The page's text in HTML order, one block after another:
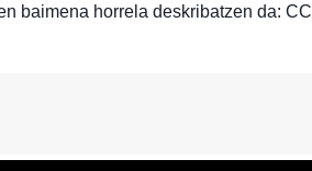
baimena horrela deskribatzen da: CC